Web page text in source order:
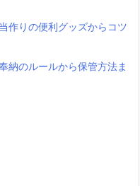
作りの便利グッズからコツ
納のルールから保管方法ま